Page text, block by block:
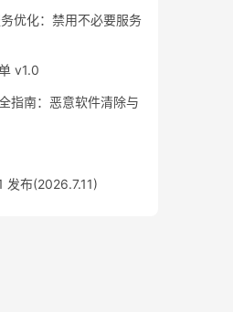
优化：禁用不必要服务
v1.0
指南：恶意软件清除与
发布(2026.7.11)